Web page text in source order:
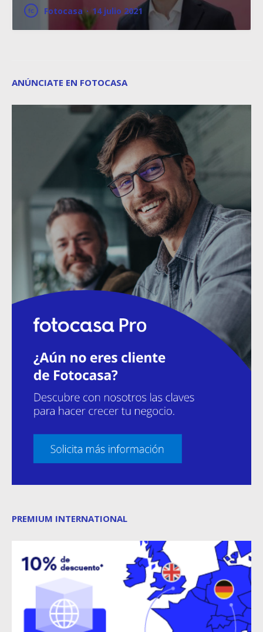
Fotocasa · 14 julio 2021
ANÚNCIATE EN FOTOCASA
PREMIUM INTERNATIONAL